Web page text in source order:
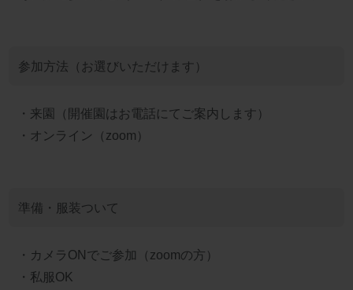
参加方法（お選びいただけます）
・来園（開催園はお電話にてご案内します）
・オンライン（zoom）
準備・服装ついて
・カメラONでご参加（zoomの方）
・私服OK